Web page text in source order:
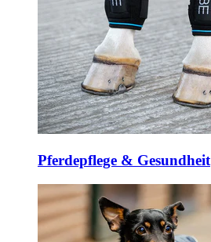
Pferdepflege & Gesundheit